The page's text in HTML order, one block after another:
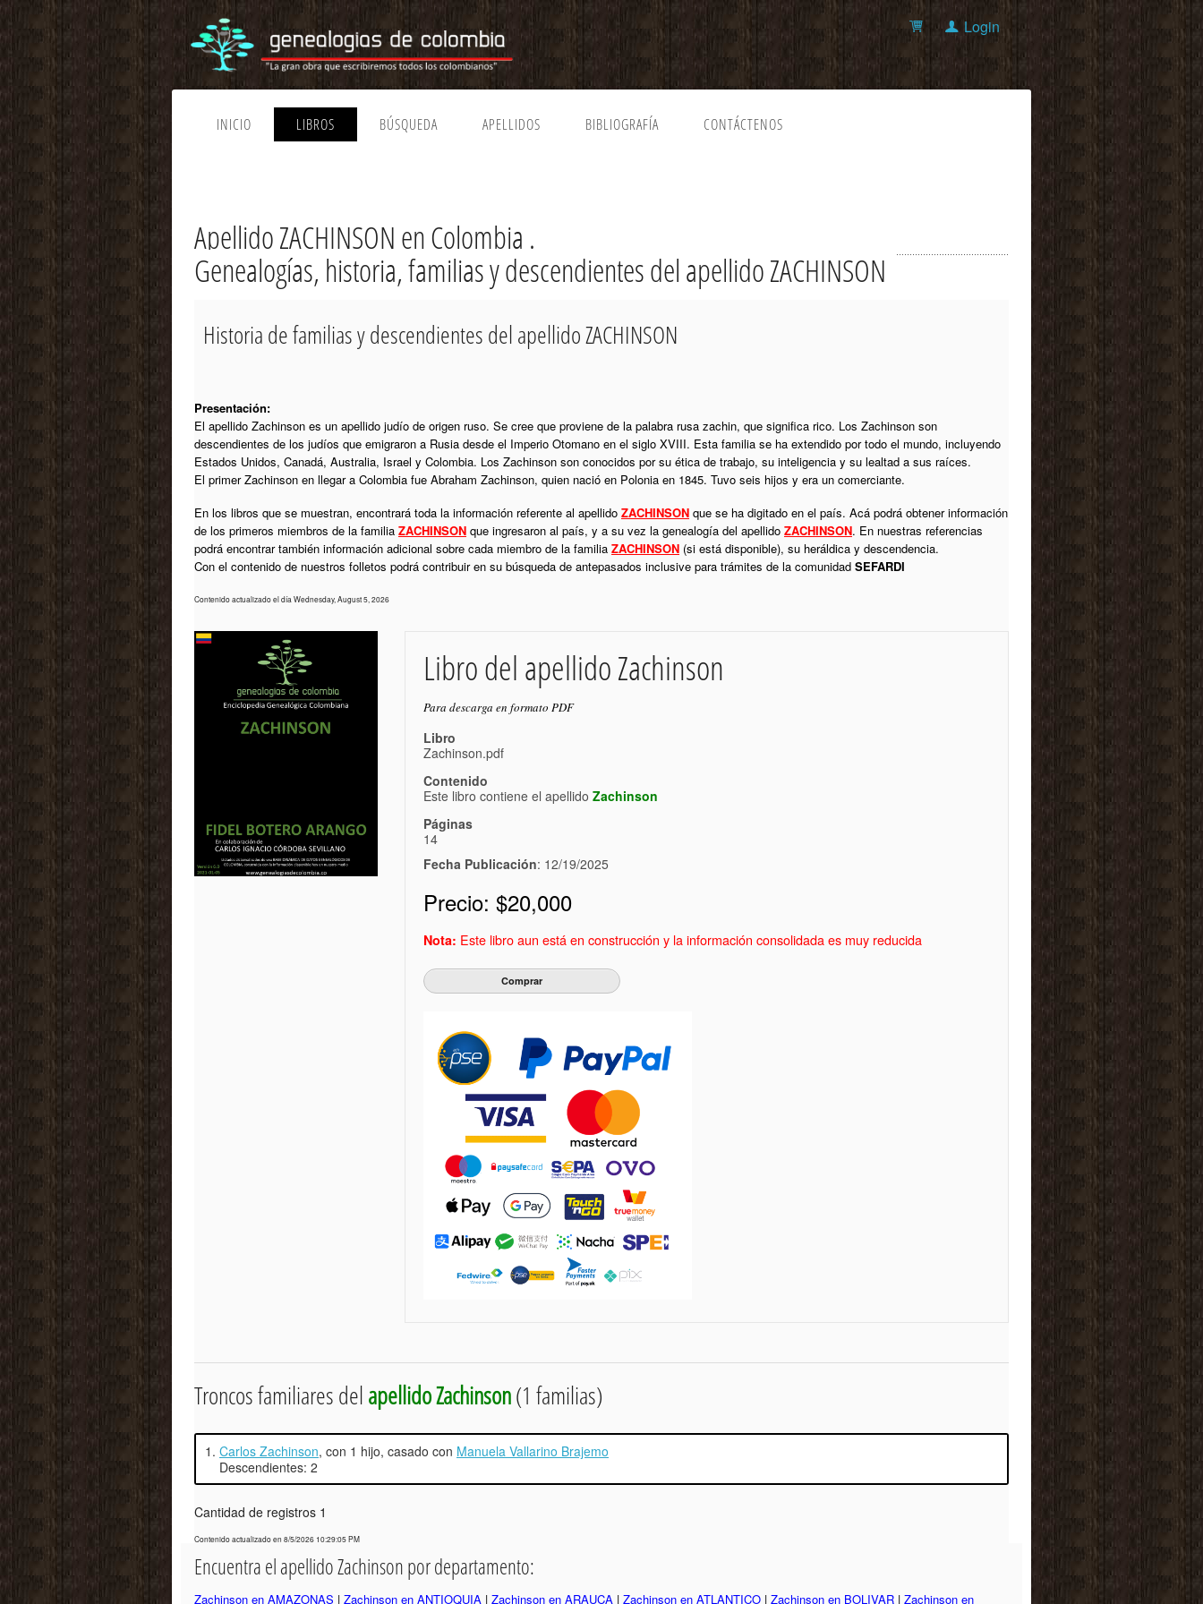
Login
INICIO LIBROS BÚSQUEDA APELLIDOS BIBLIOGRAFÍA CONTÁCTENOS
Apellido ZACHINSON en Colombia .
Genealogías, historia, familias y descendientes del apellido ZACHINSON
Historia de familias y descendientes del apellido ZACHINSON
Presentación:
El apellido Zachinson es un apellido judío de origen ruso. Se cree que proviene de la palabra rusa zachin, que significa rico. Los Zachinson son
descendientes de los judíos que emigraron a Rusia desde el Imperio Otomano en el siglo XVIII. Esta familia se ha extendido por todo el mundo, incluyendo
Estados Unidos, Canadá, Australia, Israel y Colombia. Los Zachinson son conocidos por su ética de trabajo, su inteligencia y su lealtad a sus raíces.
El primer Zachinson en llegar a Colombia fue Abraham Zachinson, quien nació en Polonia en 1845. Tuvo seis hijos y era un comerciante.
En los libros que se muestran, encontrará toda la información referente al apellido ZACHINSON que se ha digitado en el país. Acá podrá obtener información
de los primeros miembros de la familia ZACHINSON que ingresaron al país, y a su vez la genealogía del apellido ZACHINSON. En nuestras referencias
podrá encontrar también información adicional sobre cada miembro de la familia ZACHINSON (si está disponible), su heráldica y descendencia.
Con el contenido de nuestros folletos podrá contribuir en su búsqueda de antepasados inclusive para trámites de la comunidad SEFARDI
Contenido actualizado el día Wednesday, August 5, 2026
Libro del apellido Zachinson
Para descarga en formato PDF
Libro
Zachinson.pdf
Contenido
Este libro contiene el apellido Zachinson
Páginas
14
Fecha Publicación: 12/19/2025
Precio: $20,000
Nota: Este libro aun está en construcción y la información consolidada es muy reducida
Troncos familiares delapellido Zachinson(1 familias)
1. Carlos Zachinson, con 1 hijo, casado con Manuela Vallarino Brajemo
Descendientes: 2
Cantidad de registros 1
Contenido actualizado en 8/5/2026 10:29:05 PM
Encuentra el apellido Zachinson por departamento:
Zachinson en AMAZONAS | Zachinson en ANTIOQUIA | Zachinson en ARAUCA | Zachinson en ATLANTICO | Zachinson en BOLIVAR | Zachinson en